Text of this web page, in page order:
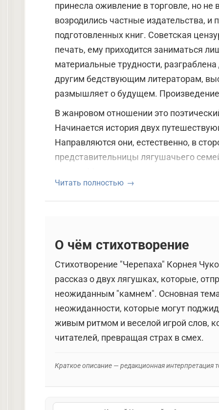
принесла оживление в торговле, но
возродились частные издательства, и
подготовленных книг. Советская
печать, ему приходится заниматься
материальные трудности,
другим бедствующим литераторам,
размышляет о будущем.
В жанровом отношении это
Начинается история двух
Направляются они, естественно, в
представительницы лягушачьего
параллелизма. Героини
этого намерения) на большом камне.
(сушеных мух, комаров, улиток). Не
как камень подал недвусмысленные
следующей строчке она получает еще
Следует отметить правдивость
Черепахи лягушками питаются, и
заглатывая.
напряжение до предела, до финала
маленького читателя сменяется
Читать полностью
О чём стихотворение
Стихотворение "Черепаха" Корнея
рассказ о двух лягушках, которые,
неожиданным "камнем". Основная
неожиданности, которые могут
живым ритмом и веселой игрой слов,
читателей, превращая страх в смех.
Краткое описание — редакционная интерпретация